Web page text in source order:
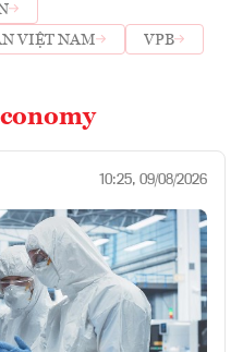
VIỆT NAM
VPB
10:25, 09/08/2026